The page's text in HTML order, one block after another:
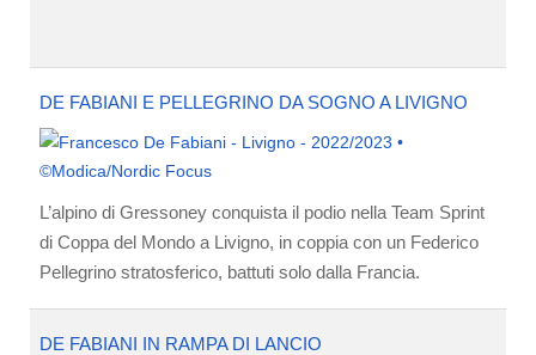
DE FABIANI E PELLEGRINO DA SOGNO A LIVIGNO
L’alpino di Gressoney conquista il podio nella Team Sprint
di Coppa del Mondo a Livigno, in coppia con un Federico
Pellegrino stratosferico, battuti solo dalla Francia.
DE FABIANI IN RAMPA DI LANCIO